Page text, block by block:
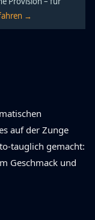
→
auf der Zunge
tauglich gemacht:
Geschmack und